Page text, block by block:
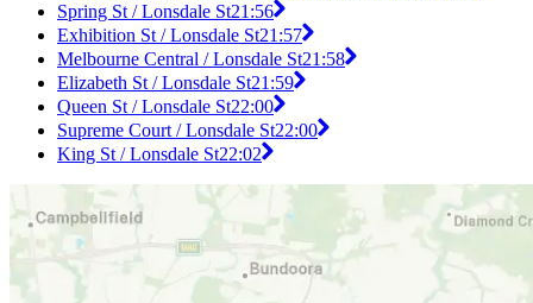
Spring St / Lonsdale St21:56
Exhibition St / Lonsdale St21:57
Melbourne Central / Lonsdale St21:58
Elizabeth St / Lonsdale St21:59
Queen St / Lonsdale St22:00
Supreme Court / Lonsdale St22:00
King St / Lonsdale St22:02